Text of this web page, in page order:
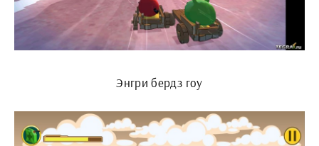
Энгри бердз гоу